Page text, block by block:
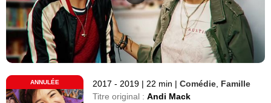
ANNULÉE 2017 - 2019 | 22 min | Comédie Famille
Titre original : Andi Mack